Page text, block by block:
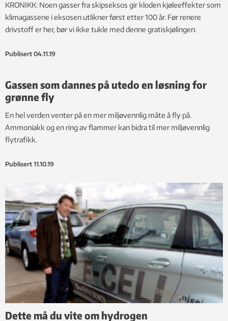
KRONIKK: Noen gasser fra skipseksos gir kloden kjøleeffekter som
klimagassene i eksosen utlikner først etter 100 år. Før renere
drivstoff er her, bør vi ikke tukle med denne gratiskjølingen.
Publisert 04.11.19
Gassen som dannes på utedo en løsning for
grønne fly
En hel verden venter på en mer miljøvennlig måte å fly på.
Ammoniakk og en ring av flammer kan bidra til mer miljøvennlig
flytrafikk.
Publisert 11.10.19
Dette må du vite om hydrogen